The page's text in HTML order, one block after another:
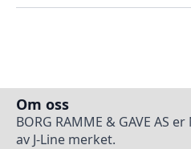
Om oss
BORG RAMME & GAVE AS
av J-Line merket.